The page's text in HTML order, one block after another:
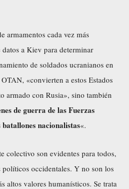
armamentos cada vez más
a Kiev para determinar
de soldados ucranianos en
«convierten a estos Estados
armado con Rusia», sino también
de guerra de las Fuerzas
nacionalistas«.
colectivo son evidentes para todos,
occidentales. Y no son los
altos valores humanísticos. Se trata